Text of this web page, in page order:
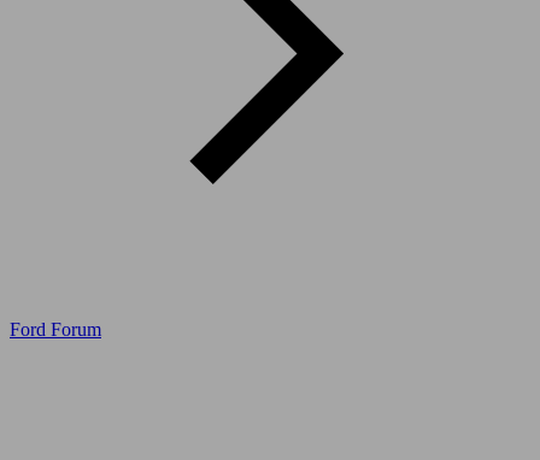
Ford Forum